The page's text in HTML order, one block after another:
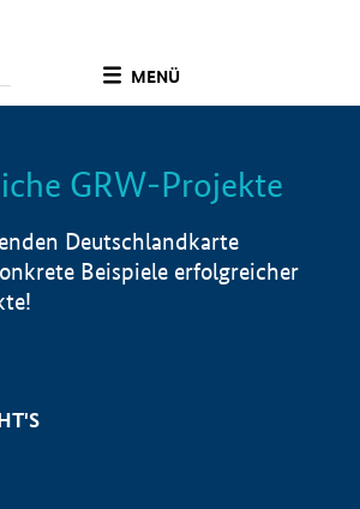
MENÜ
Info
GRW-Projekte
Deutschlandkarte
Beispiele erfolgreicher